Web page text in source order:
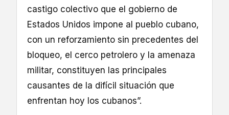
castigo colectivo que el gobierno de
Estados Unidos impone al pueblo cubano,
con un reforzamiento sin precedentes del
bloqueo, el cerco petrolero y la amenaza
militar, constituyen las principales
causantes de la difícil situación que
enfrentan hoy los cubanos”.